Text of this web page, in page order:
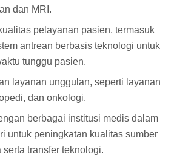
dan MRI.
pelayanan pasien, termasuk
antrean berbasis teknologi untuk
tunggu pasien.
layanan unggulan, seperti layanan
dan onkologi.
berbagai institusi medis dalam
untuk peningkatan kualitas sumber
transfer teknologi.